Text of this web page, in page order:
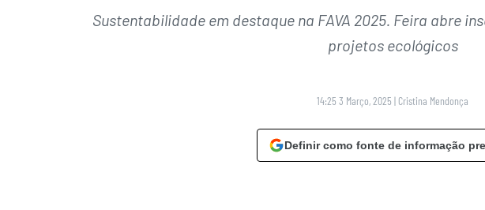
Sustentabilidade em destaque na FAVA 2025. Feira abre
projetos ecológicos
14:25 3 Março, 2025 | Cristina Mendonça
Definir como fonte de informação